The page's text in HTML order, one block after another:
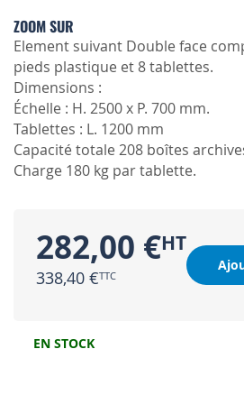
ZOOM SUR
Element suivant Double face
pieds plastique et 8 tablettes.
Dimensions :
Échelle : H. 2500 x P. 700 mm.
Tablettes : L. 1200 mm
Capacité totale 208 boîtes
Charge 180 kg par tablette.
282,00 €
338,40 €
EN STOCK